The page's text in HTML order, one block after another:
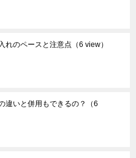
れのペースと注意点 （6 view）
違いと併用もできるの？
（6